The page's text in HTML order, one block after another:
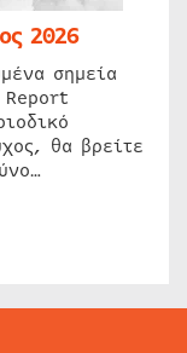
2026
σημεία
θα βρείτε